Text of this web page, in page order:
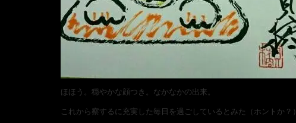
ほほう。穏やかな顔つき。なかなかの出来。
これから察するに充実した毎日を過ごしているとみた（ホントか？）